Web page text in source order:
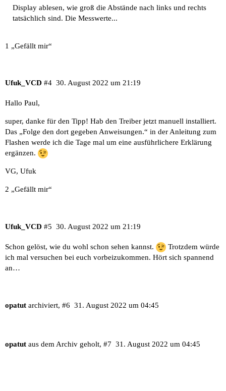
Display ablesen, wie groß die Abstände nach links und rechts
tatsächlich sind. Die Messwerte...
1 „Gefällt mir“
Ufuk_VCD 30. August 2022 um 21:19
#4
Hallo Paul,
super, danke für den Tipp! Hab den Treiber jetzt manuell installiert.
Das „Folge den dort gegeben Anweisungen.“ in der Anleitung zum
Flashen werde ich die Tage mal um eine ausführlichere Erklärung
ergänzen.
VG, Ufuk
2 „Gefällt mir“
Ufuk_VCD 30. August 2022 um 21:19
#5
Schon gelöst, wie du wohl schon sehen kannst.
Trotzdem würde
ich mal versuchen bei euch vorbeizukommen. Hört sich spannend
an…
opatut archiviert, 31. August 2022 um 04:45
#6
opatut aus dem Archiv geholt, 31. August 2022 um 04:45
#7